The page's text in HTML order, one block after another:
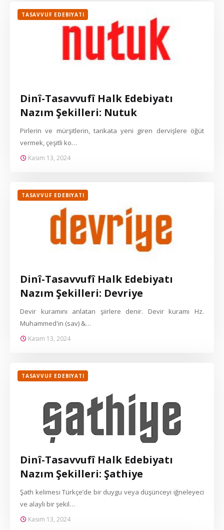
TASAVVUF EDEBIYATI
Dinî-Tasavvufî Halk Edebiyatı
Nazım Şekilleri: Nutuk
Pirlerin ve mürşitlerin, tarikata yeni giren dervişlere öğüt
vermek, çeşitli ko…
Kasım 13, 2024
TASAVVUF EDEBIYATI
Dinî-Tasavvufî Halk Edebiyatı
Nazım Şekilleri: Devriye
Devir kuramını anlatan şiirlere denir. Devir kuramı Hz.
Muhammed'in (sav) &…
Kasım 13, 2024
TASAVVUF EDEBIYATI
Dinî-Tasavvufî Halk Edebiyatı
Nazım Şekilleri: Şathiye
Şath kelimesi Türkçe’de bir duygu veya düşünceyi iğneleyeci
ve alaylı bir şekil…
Kasım 13, 2024